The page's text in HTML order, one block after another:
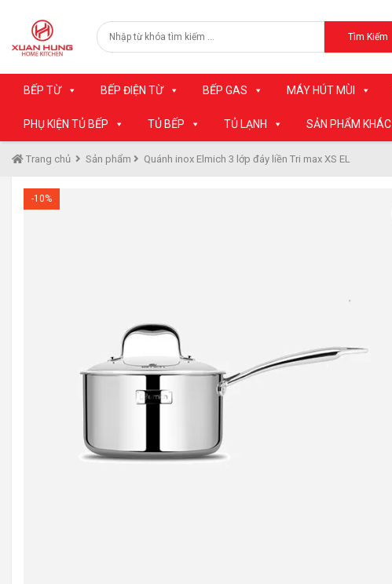
Tìm Kiếm
BẾP TỪ BẾP ĐIỆN TỪ BẾP GAS MÁY HÚT MÙI
PHỤ KIỆN TỦ BẾP TỦ BẾP TỦ LẠNH SẢN PHẨM KHÁC
Trang chủ Sản phẩm Quánh inox Elmich 3 lớp đáy liền Tri max XS EL
-10%